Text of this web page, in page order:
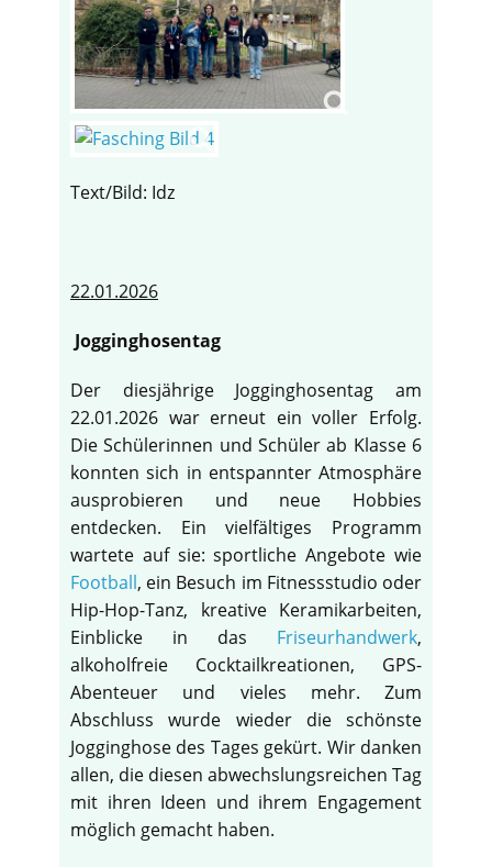
Text/Bild: Idz
22.01.2026
Jogginghosentag
Der diesjährige Jogginghosentag am
22.01.2026 war erneut ein voller Erfolg.
Die Schülerinnen und Schüler ab Klasse 6
konnten sich in entspannter Atmosphäre
ausprobieren und neue Hobbies
entdecken. Ein vielfältiges Programm
wartete auf sie: sportliche Angebote wie
Football, ein Besuch im Fitnessstudio oder
Hip-Hop-Tanz, kreative Keramikarbeiten,
Einblicke in das Friseurhandwerk,
alkoholfreie Cocktailkreationen, GPS-
Abenteuer und vieles mehr. Zum
Abschluss wurde wieder die schönste
Jogginghose des Tages gekürt. Wir danken
allen, die diesen abwechslungsreichen Tag
mit ihren Ideen und ihrem Engagement
möglich gemacht haben.